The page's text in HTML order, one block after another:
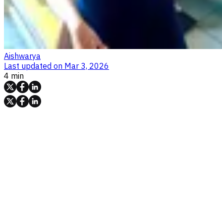
Aishwarya
Last updated on Mar 3, 2026
4 min